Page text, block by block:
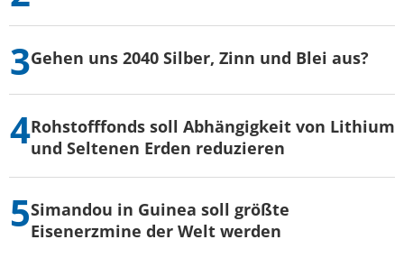
Gehen uns 2040 Silber, Zinn und Blei aus?
Rohstofffonds soll Abhängigkeit von Lithium
und Seltenen Erden reduzieren
Simandou in Guinea soll größte
Eisenerzmine der Welt werden